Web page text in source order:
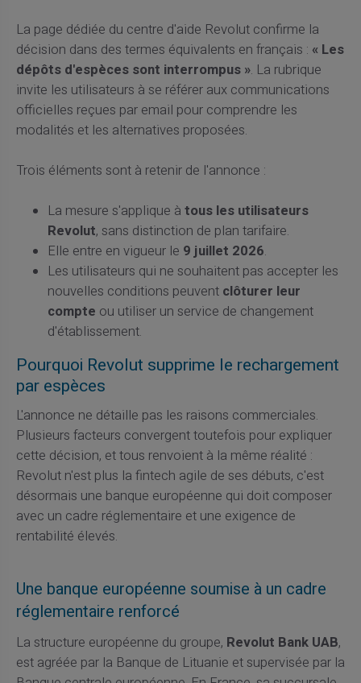
La page dédiée du centre d'aide Revolut confirme la
décision dans des termes équivalents en français : « Les
dépôts d'espèces sont interrompus ». La rubrique
invite les utilisateurs à se référer aux communications
officielles reçues par email pour comprendre les
modalités et les alternatives proposées.
Trois éléments sont à retenir de l'annonce :
La mesure s'applique à tous les utilisateurs
Revolut, sans distinction de plan tarifaire.
Elle entre en vigueur le 9 juillet 2026.
Les utilisateurs qui ne souhaitent pas accepter les
nouvelles conditions peuvent clôturer leur
compte ou utiliser un service de changement
d'établissement.
Pourquoi Revolut supprime le rechargement
par espèces
L'annonce ne détaille pas les raisons commerciales.
Plusieurs facteurs convergent toutefois pour expliquer
cette décision, et tous renvoient à la même réalité :
Revolut n'est plus la fintech agile de ses débuts, c'est
désormais une banque européenne qui doit composer
avec un cadre réglementaire et une exigence de
rentabilité élevés.
Une banque européenne soumise à un cadre
réglementaire renforcé
La structure européenne du groupe, Revolut Bank UAB,
est agréée par la Banque de Lituanie et supervisée par la